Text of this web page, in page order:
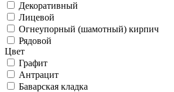
Декоративный
Лицевой
Огнеупорный (шамотный) кирпич
Рядовой
Цвет
Графит
Антрацит
Баварская кладка